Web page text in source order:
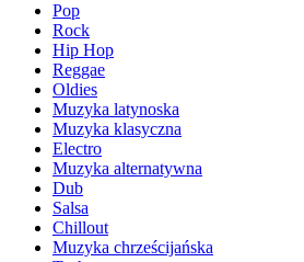
Pop
Rock
Hip Hop
Reggae
Oldies
Muzyka latynoska
Muzyka klasyczna
Electro
Muzyka alternatywna
Dub
Salsa
Chillout
Muzyka chrześcijańska